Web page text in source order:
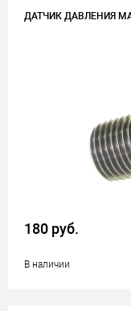
ДАТЧИК ДАВЛЕНИЯ
180 руб.
В наличии